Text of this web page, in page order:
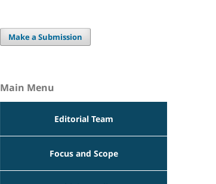
Make a Submission
Main Menu
Editorial Team
Focus and Scope